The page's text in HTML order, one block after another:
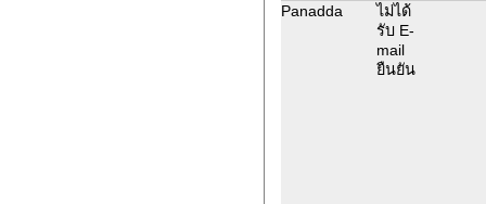
Panadda
ไม่ได้
รับ E-
mail
ยืนยัน